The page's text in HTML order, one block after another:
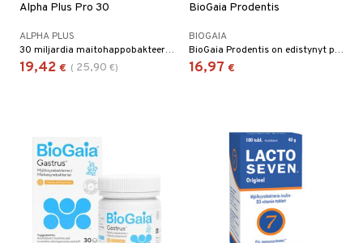
Alpha Plus Pro 30
ALPHA PLUS
30 miljardia maitohappobakteeria kymmenestä eri maitohappobakteerikannasta.
19,42 € ( 25,90 €)
BioGaia Prodentis
BIOGAIA
BioGaia Prodentis on edistynyt probioottinen ravintolisä suulle* raikkaalla mintun maulla.
16,97 €